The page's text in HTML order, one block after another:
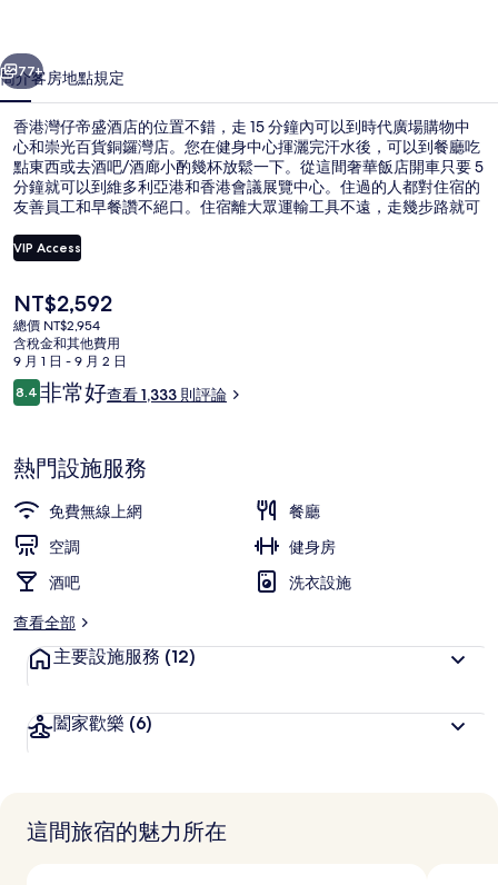
店
的
相
片
集
個 下一個
77+
簡介客房地點規定
香港灣仔帝盛酒店的位置不錯，走 15 分鐘內可以到時代廣場購物中
心和崇光百貨銅鑼灣店。您在健身中心揮灑完汗水後，可以到餐廳吃
點東西或去酒吧/酒廊小酌幾杯放鬆一下。從這間奢華飯店開車只要 5
分鐘就可以到維多利亞港和香港會議展覽中心。住過的人都對住宿的
友善員工和早餐讚不絕口。住宿離大眾運輸工具不遠，走幾步路就可
VIP Access
目
前
的
價
格
是
NT$2,592
總價 NT$2,954
含稅金和其他費用
9 月 1 日 - 9 月 2 日
評
論
8.48.4 分，滿分 10 分，
非常好查看 1,333 則評論
熱門設施服務
免費無線上網
餐廳
空調
健身房
酒吧
洗衣設施
查看全部
主要設施服務 (12)
闔家歡樂 (6)
這間旅宿的魅力所在